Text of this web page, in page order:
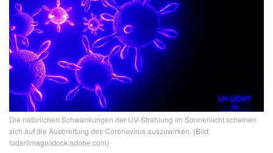
Die natürlichen Schwankungen der UV-Strahlung im Sonnenlicht scheinen
sich auf die Ausbreitung des Coronavirus auszuwirken. (Bild:
ludariimago/stock.adobe.com)